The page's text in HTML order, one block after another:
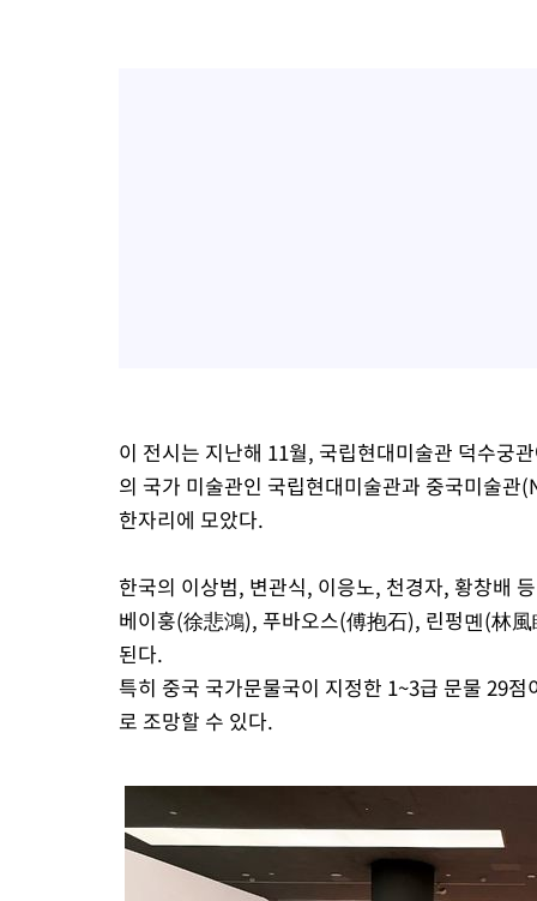
이 전시는 지난해 11월, 국립현대미술관 덕수궁
의 국가 미술관인 국립현대미술관과 중국미술
한자리에 모았다.
한국의 이상범, 변관식, 이응노, 천경자, 황창배
베이훙(徐悲鴻), 푸바오스(傅抱石), 린펑몐(林
된다.
특히 중국 국가문물국이 지정한 1~3급 문물 29
로 조망할 수 있다.